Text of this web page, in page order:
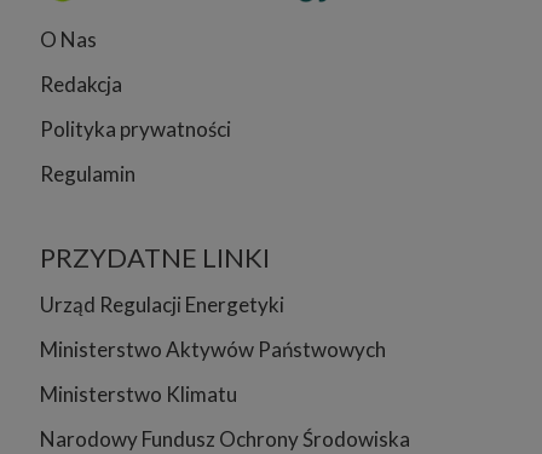
O Nas
Redakcja
Polityka prywatności
Regulamin
PRZYDATNE LINKI
Urząd Regulacji Energetyki
Ministerstwo Aktywów Państwowych
Ministerstwo Klimatu
Narodowy Fundusz Ochrony Środowiska